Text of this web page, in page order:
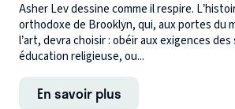
Asher Lev dessine comme il respire.
orthodoxe de Brooklyn, qui, aux portes du
l’art, devra choisir : obéir aux exigences
éducation religieuse, ou...
En savoir plus